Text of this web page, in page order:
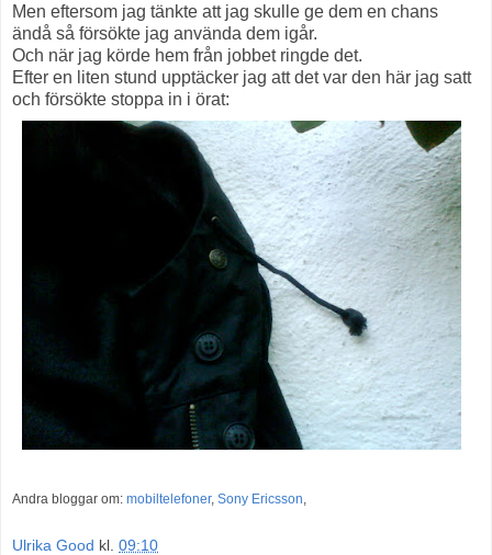
Men eftersom jag tänkte att jag skulle ge dem en chans
ändå så försökte jag använda dem igår.
Och när jag körde hem från jobbet ringde det.
Efter en liten stund upptäcker jag att det var den här jag satt
och försökte stoppa in i örat:
Andra bloggar om: mobiltelefoner, Sony Ericsson,
Ulrika Good kl. 09:10